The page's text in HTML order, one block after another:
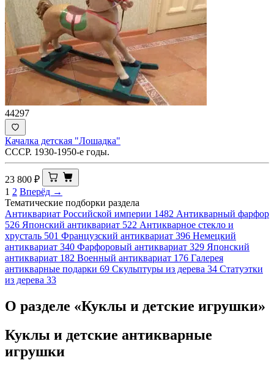
44297
Качалка детская "Лошадка"
СССР. 1930-1950-е годы.
23 800 ₽
1 2 Вперёд →
Тематические подборки раздела
Антиквариат Российской империи 1482 Антикварный фарфор
526 Японский антиквариат 522 Антикварное стекло и
хрусталь 501 Французский антиквариат 396 Немецкий
антиквариат 340 Фарфоровый антиквариат 329 Японский
антиквариат 182 Военный антиквариат 176 Галерея
антикварные подарки 69 Скульптуры из дерева 34 Статуэтки
из дерева 33
О разделе «Куклы и детские игрушки»
Куклы и детские антикварные
игрушки